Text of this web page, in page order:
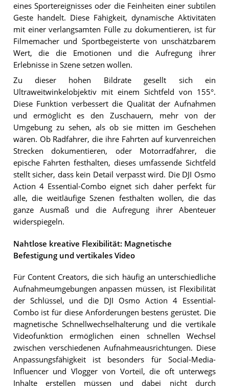
eines Sportereignisses oder die Feinheiten einer subtilen
Geste handelt. Diese Fähigkeit, dynamische Aktivitäten
mit einer verlangsamten Fülle zu dokumentieren, ist für
Filmemacher und Sportbegeisterte von unschätzbarem
Wert, die die Emotionen und die Aufregung ihrer
Erlebnisse in Szene setzen wollen.
Zu dieser hohen Bildrate gesellt sich ein
Ultraweitwinkelobjektiv mit einem Sichtfeld von 155°.
Diese Funktion verbessert die Qualität der Aufnahmen
und ermöglicht es den Zuschauern, mehr von der
Umgebung zu sehen, als ob sie mitten im Geschehen
wären. Ob Radfahrer, die ihre Fahrten auf kurvenreichen
Strecken dokumentieren, oder Motorradfahrer, die
epische Fahrten festhalten, dieses umfassende Sichtfeld
stellt sicher, dass kein Detail verpasst wird. Die DJI Osmo
Action 4 Essential-Combo eignet sich daher perfekt für
alle, die weitläufige Szenen festhalten wollen, die das
ganze Ausmaß und die Aufregung ihrer Abenteuer
widerspiegeln.
Nahtlose kreative Flexibilität: Magnetische
Befestigung und vertikales Video
Für Content Creators, die sich häufig an unterschiedliche
Aufnahmeumgebungen anpassen müssen, ist Flexibilität
der Schlüssel, und die DJI Osmo Action 4 Essential-
Combo ist für diese Anforderungen bestens gerüstet. Die
magnetische Schnellwechselhalterung und die vertikale
Videofunktion ermöglichen einen schnellen Wechsel
zwischen verschiedenen Aufnahmeausrichtungen. Diese
Anpassungsfähigkeit ist besonders für Social-Media-
Influencer und Vlogger von Vorteil, die oft unterwegs
Inhalte erstellen müssen und dabei nicht durch